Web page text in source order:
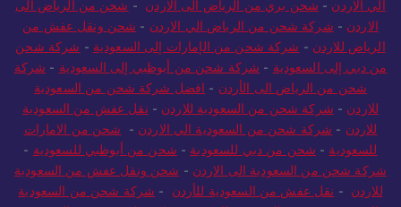
الي الاردن - شحن بري من الرياض الى الاردن -شحن من الرياض الى
الاردن -شركة شحن من الرياض الي الاردن -شحن ونقل عفش من
الرياض للاردن -شركة شحن من الإمارات إلى السعودية -شركة شحن
من دبي إلى السعودية- شركة شحن من أبوظبي إلى السعودية-شركة
شحن من الرياض الى الأردن -افضل شركة شحن من السعودية
للاردن -شركة شحن من السعودية للاردن -نقل عفش من السعودية
للاردن -شركة شحن من السعودية الي الاردن -شحن من الامارات
للسعودية-شحن من دبي للسعودية-شحن من أبوظبي للسعودية-
شركة شحن من السعودية الى الاردن -شحن ونقل عفش من السعودية
للاردن -نقل عفش من السعودية للأردن - شركة شحن من السعودية